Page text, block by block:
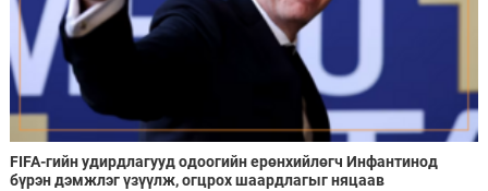
FIFA-гийн удирдлагууд одоогийн ерөнхийлөгч Инфантинод
бүрэн дэмжлэг үзүүлж, огцрох шаардлагыг няцаав